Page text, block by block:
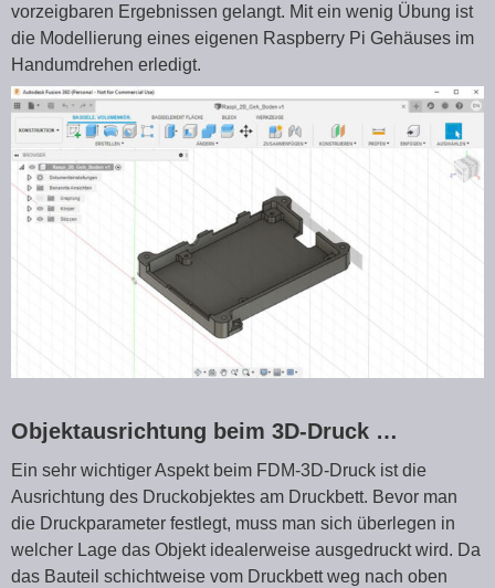
vorzeigbaren Ergebnissen gelangt. Mit ein wenig Übung ist
die Modellierung eines eigenen Raspberry Pi Gehäuses im
Handumdrehen erledigt.
Objektausrichtung beim 3D-Druck …
Ein sehr wichtiger Aspekt beim FDM-3D-Druck ist die
Ausrichtung des Druckobjektes am Druckbett. Bevor man
die Druckparameter festlegt, muss man sich überlegen in
welcher Lage das Objekt idealerweise ausgedruckt wird. Da
das Bauteil schichtweise vom Druckbett weg nach oben